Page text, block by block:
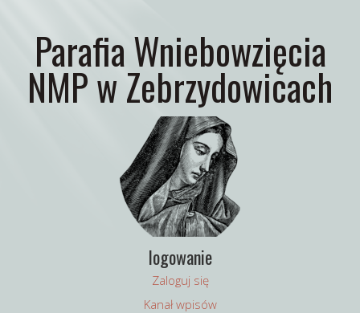
Parafia Wniebowzięcia
NMP w Zebrzydowicach
logowanie
Zaloguj się
Kanał wpisów